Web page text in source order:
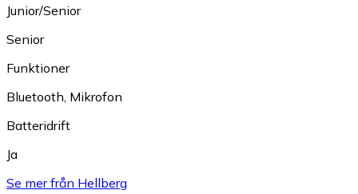
Junior/Senior
Senior
Funktioner
Bluetooth, Mikrofon
Batteridrift
Ja
Se mer från Hellberg